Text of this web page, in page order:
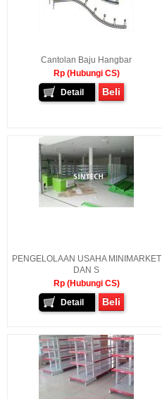
Cantolan Baju Hangbar
Rp (Hubungi CS)
Detail
Beli
PENGELOLAAN USAHA MINIMARKET
DAN S
Rp (Hubungi CS)
Detail
Beli